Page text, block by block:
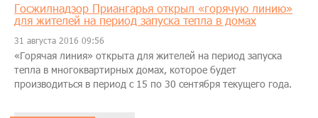
Госжилнадзор Приангарья открыл «горячую линию»
для жителей на период запуска тепла в домах
31 августа 2016 09:56
«Горячая линия» открыта для жителей на период запуска
тепла в многоквартирных домах, которое будет
производиться в период с 15 по 30 сентября текущего года.